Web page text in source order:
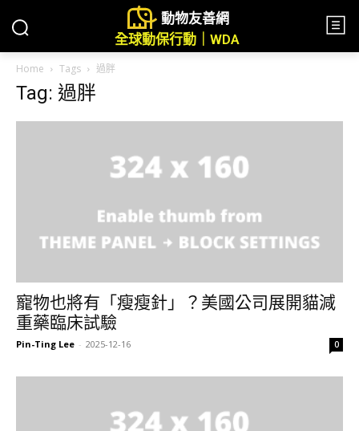
動物友善網
全球動保行動｜WDA
Home Tags 過胖
Tag: 過胖
寵物也將有「瘦瘦針」？美國公司展開貓減
重藥臨床試驗
Pin-Ting Lee - 2025-12-16 0